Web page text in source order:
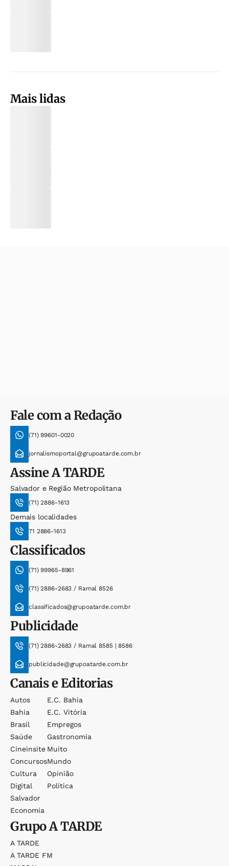
Mais lidas
Fale com a Redação
(71) 99601-0020
jornalismoportal@grupoatarde.com.br
AssineA TARDE
Salvador e Região Metropolitana
(71) 2886-1613
Demais localidades
71 2886-1613
Classificados
(71) 99965-8961
(71) 2886-2683 / Ramal 8526
classificados@grupoatarde.com.br
Publicidade
(71) 2886-2683 / Ramal 8585 | 8586
publicidade@grupoatarde.com.br
Canais e Editorias
Autos
Bahia
Brasil
Saúde
Cineinsite
Concursos
Cultura
Digital
Salvador
Economia
E.c. Bahia
E.c. Vitória
Empregos
Gastronomia
Muito
Mundo
Opinião
Política
GrupoA TARDE
A TARDE
A TARDE FM